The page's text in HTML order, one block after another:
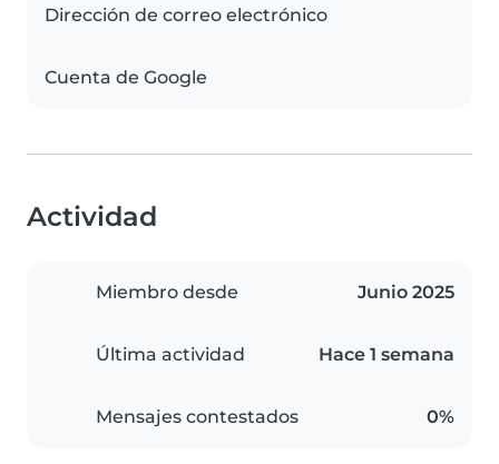
Dirección de correo electrónico
Cuenta de Google
Actividad
Miembro desde Junio 2025
Última actividad Hace 1 semana
Mensajes contestados 0%